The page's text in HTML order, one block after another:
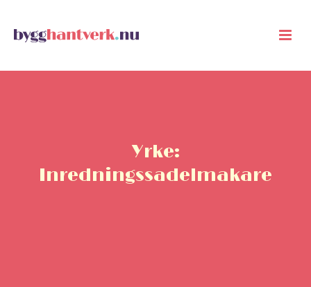
Yrke:
Inredningssadelmakare